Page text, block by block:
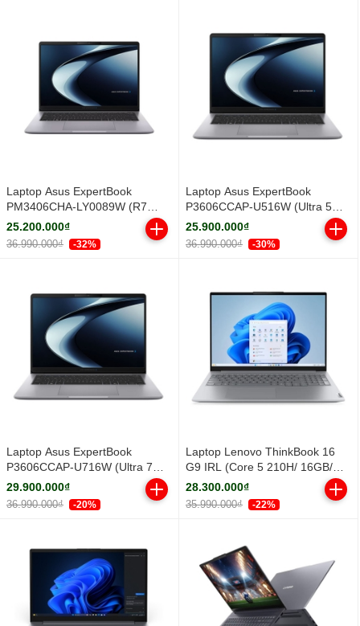
Laptop Asus ExpertBook
PM3406CHA-LY0089W (R7
8840HS/ 16GB/ 512GB SSD/ 14
inch WUXGA/ Win11/ Grey/ Vỏ
nhôm)
25.200.000₫
36.990.000₫ -32%
Laptop Asus ExpertBook
P3606CCAP-U516W (Ultra 5
225H/ 16GB/ 512GB SSD/ 16
inch WUXGA/ Win11/ Grey)
25.900.000₫
36.990.000₫ -30%
Laptop Asus ExpertBook
P3606CCAP-U716W (Ultra 7
255H/ 16GB/ 512GB SSD/ 16
inch WUXGA/ Win11/ Grey)
29.900.000₫
36.990.000₫ -20%
Laptop Lenovo ThinkBook 16
G9 IRL (Core 5 210H/ 16GB/
512GB SSD/ 16 inch WUXGA/
Win11/ Grey/ Vỏ nhôm/ 2Y)
28.300.000₫
35.990.000₫ -22%